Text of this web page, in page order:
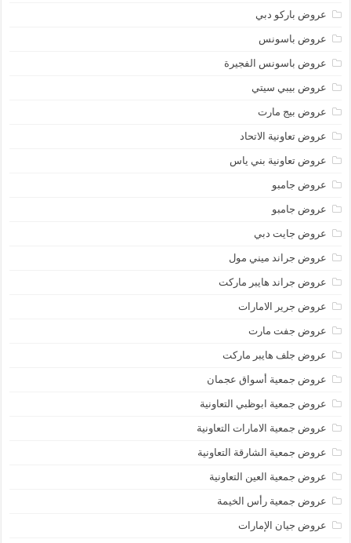
عروض باركو دبي
عروض باسونس
عروض باسونس الفجيرة
عروض بيبي سيتي
عروض بيج مارت
عروض تعاونية الاتحاد
عروض تعاونية بني ياس
عروض جامبو
عروض جامبو
عروض جايت دبي
عروض جراند ميني مول
عروض جراند هايبر ماركت
عروض جرير الامارات
عروض جفت مارت
عروض جلف هايبر ماركت
عروض جمعية أسواق عجمان
عروض جمعية ابوظبي التعاونية
عروض جمعية الامارات التعاونية
عروض جمعية الشارقة التعاونية
عروض جمعية العين التعاونية
عروض جمعية رأس الخيمة
عروض جيان الإمارات